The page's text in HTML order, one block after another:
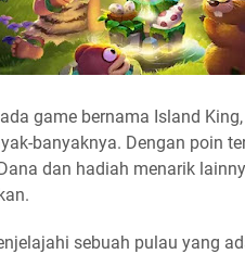
game bernama Island
banyaknya. Dengan poin
dan hadiah menarik
sebuah pulau yang